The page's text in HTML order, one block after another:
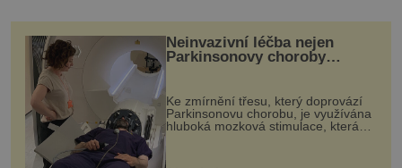
Neinvazivní léčba nejen
Parkinsonovy choroby
Ke zmírnění třesu, který doprovází
Parkinsonovu chorobu, je využívána
hluboká mozková stimulace, která
však vyžaduje vysoce invazivní
k dostatečně přesnému zacílení ...